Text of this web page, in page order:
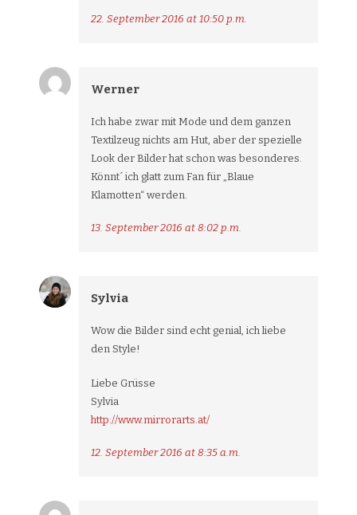
22. September 2016 at 10:50 p.m.
Werner
Ich habe zwar mit Mode und dem ganzen
Textilzeug nichts am Hut, aber der spezielle
Look der Bilder hat schon was besonderes.
Könnt´ ich glatt zum Fan für „Blaue
Klamotten“ werden.
13. September 2016 at 8:02 p.m.
Sylvia
Wow die Bilder sind echt genial, ich liebe
den Style!
Liebe Grüsse
Sylvia
http://www.mirrorarts.at/
12. September 2016 at 8:35 a.m.